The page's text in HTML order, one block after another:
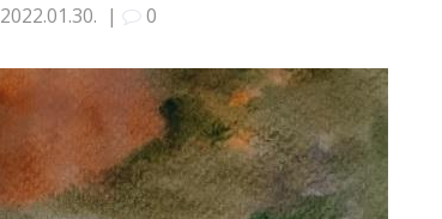
2022.01.30. | 0